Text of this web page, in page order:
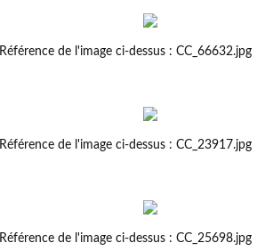
Référence de l'image ci-dessus : CC_66632.jpg
Référence de l'image ci-dessus : CC_23917.jpg
Référence de l'image ci-dessus : CC_25698.jpg